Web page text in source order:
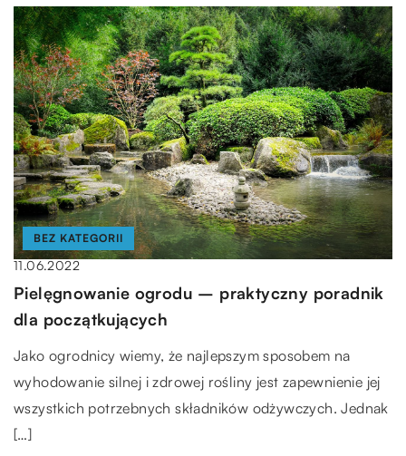
BEZ KATEGORII
11.06.2022
Pielęgnowanie ogrodu – praktyczny poradnik
dla początkujących
Jako ogrodnicy wiemy, że najlepszym sposobem na
wyhodowanie silnej i zdrowej rośliny jest zapewnienie jej
wszystkich potrzebnych składników odżywczych. Jednak
[…]